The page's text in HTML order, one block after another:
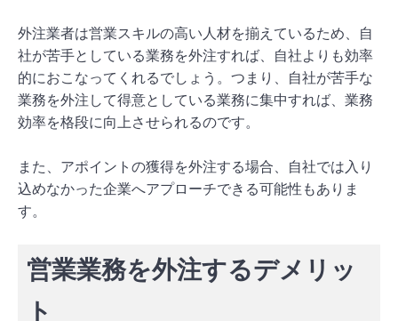
外注業者は営業スキルの高い人材を揃えているため、自
社が苦手としている業務を外注すれば、自社よりも効率
的におこなってくれるでしょう。つまり、自社が苦手な
業務を外注して得意としている業務に集中すれば、業務
効率を格段に向上させられるのです。
また、アポイントの獲得を外注する場合、自社では入り
込めなかった企業へアプローチできる可能性もありま
す。
営業業務を外注するデメリッ
ト